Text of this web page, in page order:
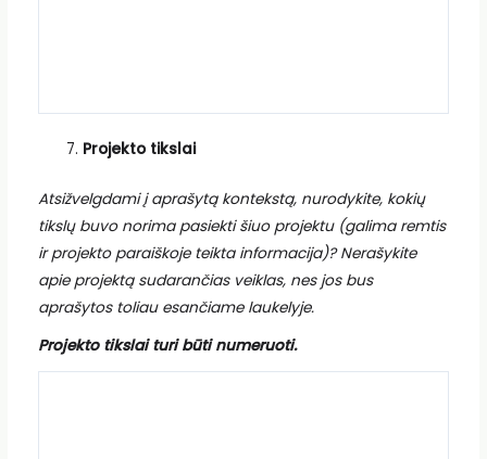
Projekto tikslai
Atsižvelgdami į aprašytą kontekstą, nurodykite, kokių
tikslų buvo norima pasiekti šiuo projektu (galima remtis
ir projekto paraiškoje teikta informacija)? Nerašykite
apie projektą sudarančias veiklas, nes jos bus
aprašytos toliau esančiame laukelyje.
Projekto tikslai turi būti numeruoti.